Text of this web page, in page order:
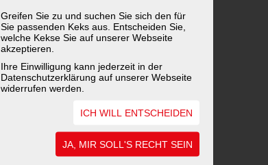
Greifen Sie zu und suchen Sie sich den für
Sie passenden Keks aus. Entscheiden Sie,
welche Kekse Sie auf unserer Webseite
akzeptieren.
Ihre Einwilligung kann jederzeit in der
Datenschutzerklärung auf unserer Webseite
widerrufen werden.
ICH WILL ENTSCHEIDEN
JA, MIR SOLL'S RECHT SEIN